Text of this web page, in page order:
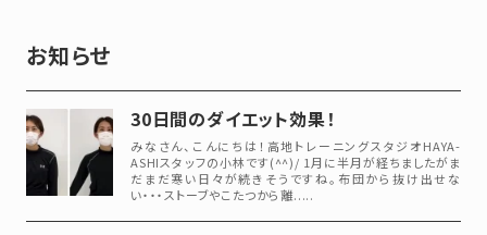
お知らせ
30日間のダイエット効果！
みなさん、こんにちは！高地トレーニングスタジオHAYA-
ASHIスタッフの小林です(^^)/ 1月に半月が経ちましたがま
だまだ寒い日々が続きそうですね。布団から抜け出せな
い・・・ストーブやこたつから離.....